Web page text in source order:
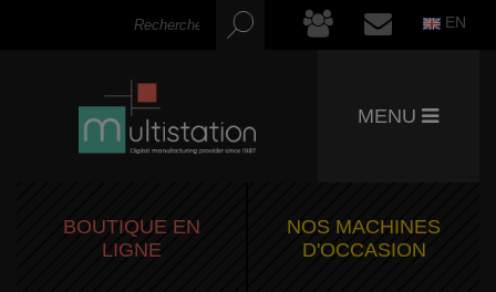
EN
MENU
BOUTIQUE EN
LIGNE
NOS MACHINES
D'OCCASION